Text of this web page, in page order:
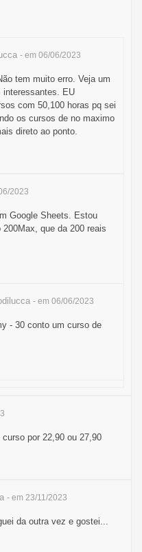
- em 06/06/2023
tem muito erro. Veja um
interessantes. EU
com 50,100 horas pq sei
os cursos de no maximo
direto ao ponto.
2023
Google Sheets. Estou
que da 200 reais
- em 06/06/2023
- 30 conto um curso de
por 22,90 ou 27,90
- em 23/11/2023
da outra vez e gostei...